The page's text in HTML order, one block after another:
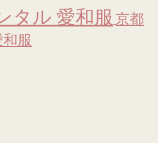
タル 愛和服 京都
服